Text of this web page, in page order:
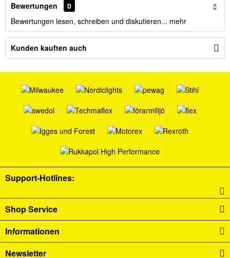
Bewertungen
0
Bewertungen lesen, schreiben und diskutieren... mehr
Kunden kauften auch
Support-Hotlines:
Shop Service
Informationen
Newsletter